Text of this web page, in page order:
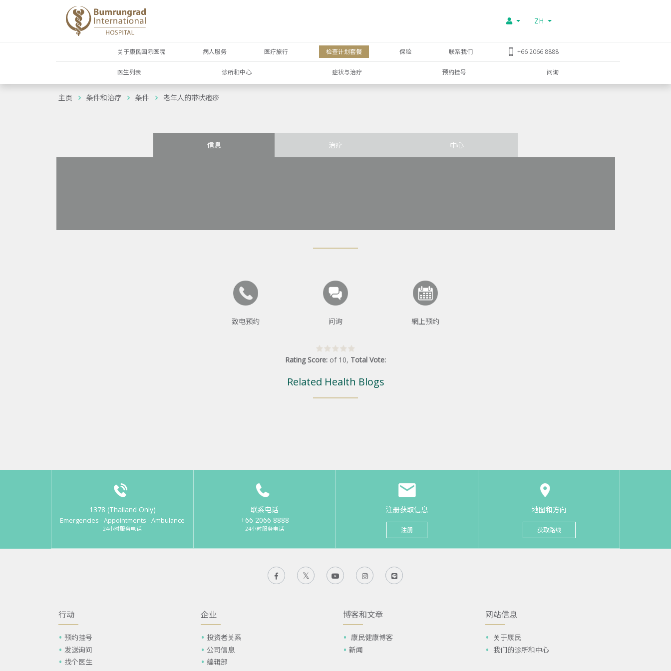
ZH
关于康民国际医院 病人服务 医疗旅行 检查计划套餐 保险 联系我们 +66 2066 8888
医生列表 诊所和中心 症状与治疗 预约挂号 问询
主页 条件和治疗 条件 老年人的带状疱疹
信息 治疗 中心
致电预约 问询 網上预约
Rating Score: of 10, Total Vote:
Related Health Blogs
1378 (Thailand Only)
Emergencies - Appointments - Ambulance
24小时服务电话
联系电话
+66 2066 8888
24小时服务电话
注册获取信息
注册
地图和方向
获取路线
行动
预约挂号
发送询问
找个医生
企业
投资者关系
公司信息
编辑部
博客和文章
康民健康博客
新闻
网站信息
关于康民
我们的诊所和中心